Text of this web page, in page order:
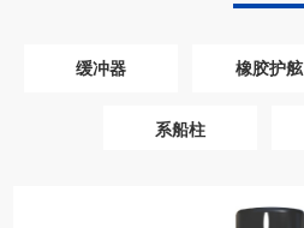
缓冲器 橡胶护舷
系船柱